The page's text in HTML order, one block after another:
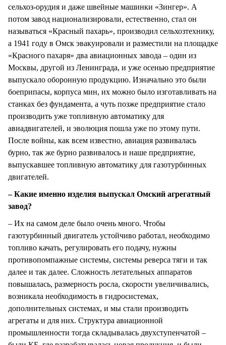
сельхоз-орудия и даже швейные машинки «Зингер». А
потом завод национализировали, естественно, стал он
называться «Красный пахарь», производил сельхозтехнику,
а 1941 году в Омск эвакуировали и разместили на площадке
«Красного пахаря» два авиационных завода – один из
Москвы, другой из Ленинграда, и уже осенью предприятие
выпускало оборонную продукцию. Изначально это были
боеприпасы, корпуса мин, их можно было изготавливать на
станках без фундамента, а чуть позже предприятие стало
производить уже топливную автоматику для
авиадвигателей, и эволюция пошла уже по этому пути.
После войны, как всем известно, авиация развивалась
бурно, так же бурно развивалось и наше предприятие,
выпускавшее топливную автоматику для газотурбинных
двигателей.
– Какие именно изделия выпускал Омский агрегатный
завод?
– Их на самом деле было очень много. Чтобы
газотурбинный двигатель устойчиво работал, необходимо
топливо качать, регулировать его подачу, нужны
противопомпажные системы, системы реверса тяги и так
далее и так далее. Сложность летательных аппаратов
повышалась, размерность росла, скорости увеличивались,
возникала необходимость в гидросистемах,
дополнительных системах, и мы стали производить
агрегаты и для них. Структура авиационной
промышленности тогда складывалась двухступенчатой –